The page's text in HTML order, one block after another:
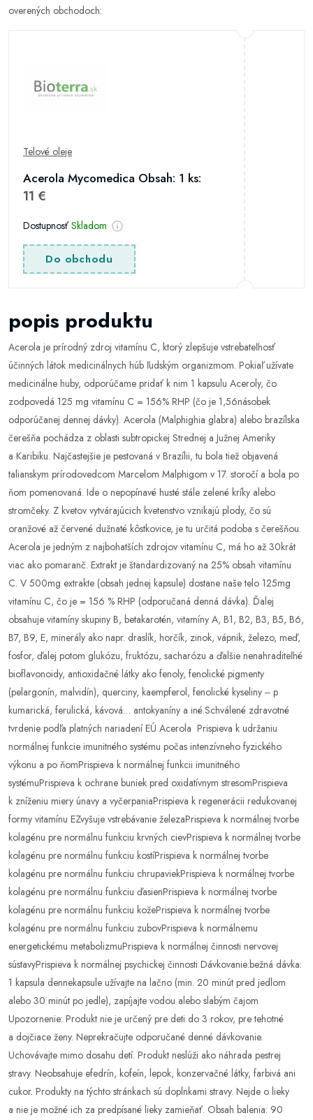
overených obchodoch:
Telové oleje
Acerola Mycomedica Obsah: 1 ks:
11 €
Dostupnosť Skladom
Do obchodu
popis produktu
Acerola je prírodný zdroj vitamínu C, ktorý zlepšuje vstrebateľnosť
účinných látok medicinálnych húb ľudským organizmom. Pokiaľ užívate
medicinálne huby, odporúčame pridať k nim 1 kapsulu Aceroly, čo
zodpovedá 125 mg vitamínu C = 156% RHP (čo je 1,56násobek
odporúčanej dennej dávky). Acerola (Malphighia glabra) alebo brazílska
čerešňa pochádza z oblasti subtropickej Strednej a Južnej Ameriky
a Karibiku. Najčastejšie je pestovaná v Brazílii, tu bola tiež objavená
talianskym prírodovedcom Marcelom Malphigom v 17. storočí a bola po
ňom pomenovaná. Ide o nepopínavé husté stále zelené kríky alebo
stromčeky. Z kvetov vytvárajúcich kvetenstvo vznikajú plody, čo sú
oranžové až červené dužnaté kôstkovice, je tu určitá podoba s čerešňou.
Acerola je jedným z najbohatších zdrojov vitamínu C, má ho až 30krát
viac ako pomaranč. Extrakt je štandardizovaný na 25% obsah vitamínu
C. V 500mg extrakte (obsah jednej kapsule) dostane naše telo 125mg
vitamínu C, čo je = 156 % RHP (odporučaná denná dávka). Ďalej
obsahuje vitamíny skupiny B, betakarotén, vitamíny A, B1, B2, B3, B5, B6,
B7, B9, E, minerály ako napr. draslík, horčík, zinok, vápnik, železo, meď,
fosfor, ďalej potom glukózu, fruktózu, sacharózu a ďalšie nenahraditeľné
bioflavonoidy, antioxidačné látky ako fenoly, fenolické pigmenty
(pelargonín, malvidín), querciny, kaempferol, fenolické kyseliny ‒ p
kumarická, ferulická, kávová… antokyaníny a iné.Schválené zdravotné
tvrdenie podľa platných nariadení EÚ Acerola Prispieva k udržaniu
normálnej funkcie imunitného systému počas intenzívneho fyzického
výkonu a po ňomPrispieva k normálnej funkcii imunitného
systémuPrispieva k ochrane buniek pred oxidatívnym stresomPrispieva
k zníženiu miery únavy a vyčerpaniaPrispieva k regenerácii redukovanej
formy vitamínu EZvyšuje vstrebávanie železaPrispieva k normálnej tvorbe
kolagénu pre normálnu funkciu krvných cievPrispieva k normálnej tvorbe
kolagénu pre normálnu funkciu kostíPrispieva k normálnej tvorbe
kolagénu pre normálnu funkciu chrupaviekPrispieva k normálnej tvorbe
kolagénu pre normálnu funkciu ďasienPrispieva k normálnej tvorbe
kolagénu pre normálnu funkciu kožePrispieva k normálnej tvorbe
kolagénu pre normálnu funkciu zubovPrispieva k normálnemu
energetickému metabolizmuPrispieva k normálnej činnosti nervovej
sústavyPrispieva k normálnej psychickej činnosti Dávkovanie:bežná dávka:
1 kapsula dennekapsule užívajte na lačno (min. 20 minút pred jedlom
alebo 30 minút po jedle), zapíjajte vodou alebo slabým čajom
Upozornenie: Produkt nie je určený pre deti do 3 rokov, pre tehotné
a dojčiace ženy. Neprekračujte odporučané denné dávkovanie.
Uchovávajte mimo dosahu detí. Produkt neslúži ako náhrada pestrej
stravy. Neobsahuje efedrín, kofeín, lepok, konzervačné látky, farbivá ani
cukor. Produkty na týchto stránkach sú doplnkami stravy. Nejde o lieky
a nie je možné ich za predpísané lieky zamieňať. Obsah balenia: 90